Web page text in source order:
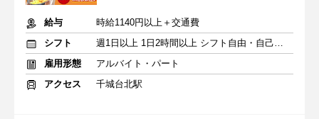
給与
時給1140円以上＋交通費
シフト
週1日以上 1日2時間以上 シフト自由・自己申告
雇用形態
アルバイト・パート
アクセス
千城台北駅